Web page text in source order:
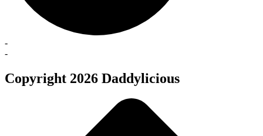
-
-
Copyright 2026 Daddylicious